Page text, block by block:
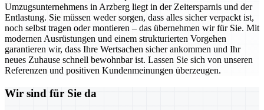
Umzugsunternehmens in Arzberg liegt in der Zeitersparnis und der
Entlastung. Sie müssen weder sorgen, dass alles sicher verpackt ist,
noch selbst tragen oder montieren – das übernehmen wir für Sie. Mit
modernen Ausrüstungen und einem strukturierten Vorgehen
garantieren wir, dass Ihre Wertsachen sicher ankommen und Ihr
neues Zuhause schnell bewohnbar ist. Lassen Sie sich von unseren
Referenzen und positiven Kundenmeinungen überzeugen.
Wir sind für Sie da